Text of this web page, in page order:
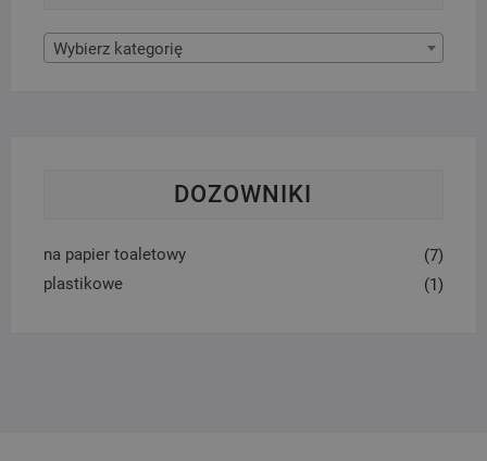
Wybierz kategorię
DOZOWNIKI
na papier toaletowy
(7)
plastikowe
(1)